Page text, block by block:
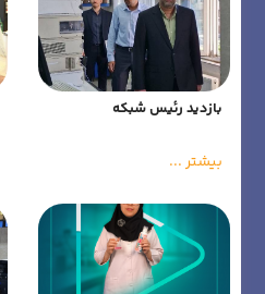
بازدید رئیس شبکه
آزمایشگاهی بهشت آئین
بیشتر ...